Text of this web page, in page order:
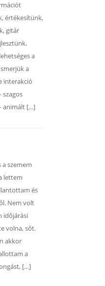
értékesítünk,
gitár
a
a
interakció
szagos
animált […]
szemem
lettem
és
Nem volt
időjárási
volna, sőt.
akkor
a
[…]